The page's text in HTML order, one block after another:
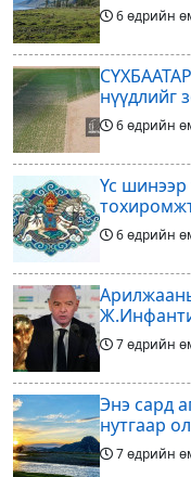
6 өдрийн
нүүдлийг
дүнгээ өгч
6 өдрийн
Үс шинээр
6 өдрийн
7 өдрийн
Энэ сард
нутгаар
байна
7 өдрийн